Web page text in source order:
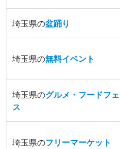
埼玉県の盆踊り
埼玉県の無料イベント
埼玉県のグルメ・フードフェ
ス
埼玉県のフリーマーケット